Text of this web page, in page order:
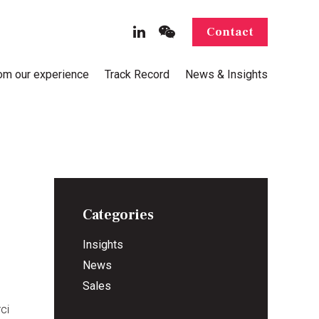
Contact
our experience Track Record News & Insights
Categories
Insights
News
Sales